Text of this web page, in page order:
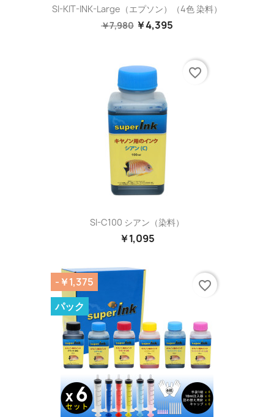
SI-KIT-INK-Large（エプソン）（4色 染料）
￥7,980 ￥4,395
SI-C100 シアン（染料）
￥1,095
favorite_border
-￥1,375
パック
favorite_border